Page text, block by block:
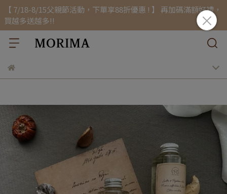
【 7/18-8/15父親節活動，下單享88折優惠 ! 】 再加碼滿額好禮，
買越多送越多!!